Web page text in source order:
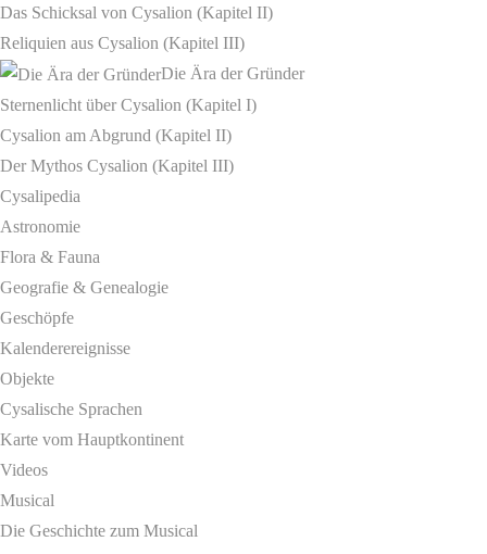
Das Schicksal von Cysalion (Kapitel II)
Reliquien aus Cysalion (Kapitel III)
Die Ära der Gründer
Sternenlicht über Cysalion (Kapitel I)
Cysalion am Abgrund (Kapitel II)
Der Mythos Cysalion (Kapitel III)
Cysalipedia
Astronomie
Flora & Fauna
Geografie & Genealogie
Geschöpfe
Kalenderereignisse
Objekte
Cysalische Sprachen
Karte vom Hauptkontinent
Videos
Musical
Die Geschichte zum Musical